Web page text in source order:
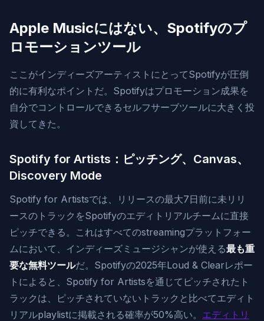
Apple Musicにはない、Spotifyのプ
ロモーションツール
ここがインディーズアーティストにとってSpotifyが圧倒
的に有利なポイントだ。Spotifyはプロモーション成果を
自分でコントロールできるセルフサーブツールに大きく投
資してきた。
Spotify for Artists：ピッチング、Canvas、
Discovery Mode
Spotify for Artistsでは、リリースの最大7日前に未リリ
ースのトラックをSpotifyのエディトリアルチームに直接
ピッチできる。これはすべてのstreamingプラットフォー
ムにおいて、インディーズミュージシャンが使える最も重
要な無料ツールだ。Spotifyの2025年Loud & Clearレポー
トによると、Spotify for Artistsを通じてピッチされたト
ラックは、ピッチされていないトラックと比べてエディト
リアルplaylistに掲載される確率が50%高い。 エディトリ